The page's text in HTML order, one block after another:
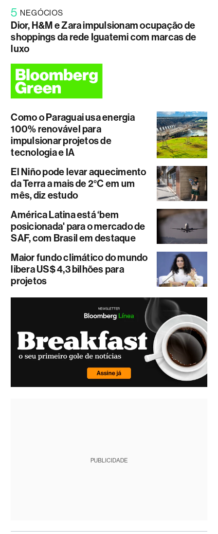
5 NEGÓCIOS
Dior, H&M e Zara impulsionam ocupação de
shoppings da rede Iguatemi com marcas de
luxo
Como o Paraguai usa energia
100% renovável para
impulsionar projetos de
tecnologia e IA
El Niño pode levar aquecimento
da Terra a mais de 2°C em um
mês, diz estudo
América Latina está ‘bem
posicionada' para o mercado de
SAF, com Brasil em destaque
Maior fundo climático do mundo
libera US$ 4,3 bilhões para
projetos
PUBLICIDADE